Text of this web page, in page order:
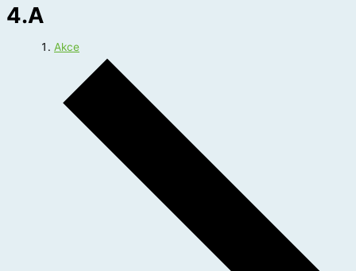
4.A
Akce